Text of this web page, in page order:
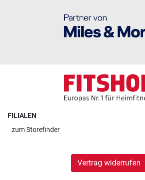
FILIALEN
zumStorefinder
Vertrag widerrufen